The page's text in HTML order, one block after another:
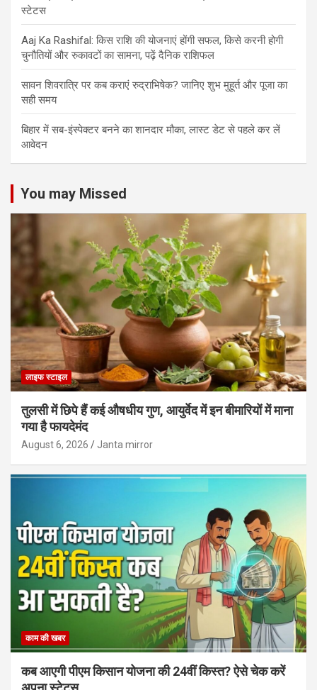
स्टेटस
Aaj Ka Rashifal: किस राशि की योजनाएं होंगी सफल, किसे करनी होगी
चुनौतियों और रुकावटों का सामना, पढ़ें दैनिक राशिफल
सावन शिवरात्रि पर कब कराएं रुद्राभिषेक? जानिए शुभ मुहूर्त और पूजा का
सही समय
बिहार में सब-इंस्पेक्टर बनने का शानदार मौका, लास्ट डेट से पहले कर लें
आवेदन
You may Missed
लाइफ स्टाइल
तुलसी में छिपे हैं कई औषधीय गुण, आयुर्वेद में इन बीमारियों में माना
गया है फायदेमंद
August 6, 2026 Janta mirror
काम की खबर
कब आएगी पीएम किसान योजना की 24वीं किस्त? ऐसे चेक करें